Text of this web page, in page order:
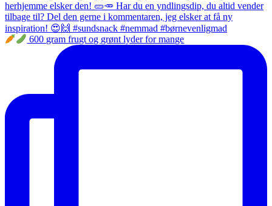
600 gram frugt og grønt lyder for mange